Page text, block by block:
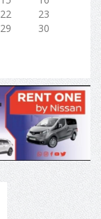
22
23
29
30